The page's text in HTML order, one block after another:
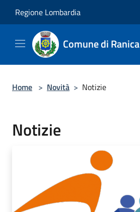
Regione Lombardia
Comune di Ranica
Home > Novità > Notizie
Notizie